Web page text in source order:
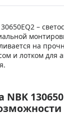
–
на
и лотком для